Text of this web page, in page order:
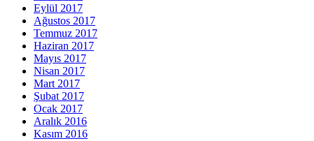
Eylül 2017
Ağustos 2017
Temmuz 2017
Haziran 2017
Mayıs 2017
Nisan 2017
Mart 2017
Şubat 2017
Ocak 2017
Aralık 2016
Kasım 2016